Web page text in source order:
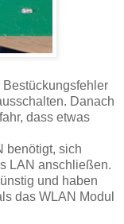
Danach
dass etwas
benötigt, sich
LAN anschließen.
und haben
das WLAN Modul